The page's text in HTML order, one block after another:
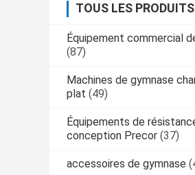
TOUS LES PRODUITS
Équipement commercial
(87)
Machines de gymnase
plat (49)
Équipements de
conception Precor (37)
accessoires de gymnase